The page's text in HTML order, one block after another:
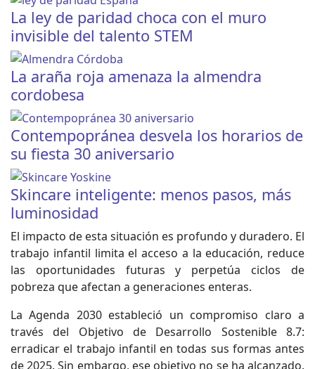
La ley de paridad choca con el muro
invisible del talento STEM
La araña roja amenaza la almendra
cordobesa
Contempopránea desvela los horarios de
su fiesta 30 aniversario
Skincare inteligente: menos pasos, más
luminosidad
El impacto de esta situación es profundo y duradero. El
trabajo infantil limita el acceso a la educación, reduce
las oportunidades futuras y perpetúa ciclos de
pobreza que afectan a generaciones enteras.
La Agenda 2030 estableció un compromiso claro a
través del Objetivo de Desarrollo Sostenible 8.7:
erradicar el trabajo infantil en todas sus formas antes
de 2025. Sin embargo, ese objetivo no se ha alcanzado.